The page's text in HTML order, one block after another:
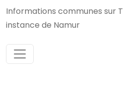
Informations communes sur
instance de Namur